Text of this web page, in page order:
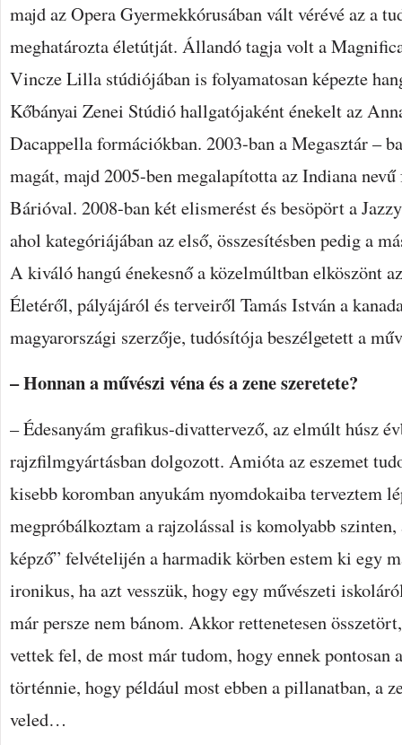
majd az Opera Gyermekkórusában vált vérévé az a
meghatározta életútját. Állandó tagja volt a
Vincze Lilla stúdiójában is folyamatosan képezte
Kőbányai Zenei Stúdió hallgatójaként énekelt az
Dacappella formációkban. 2003-ban a Megasztár –
magát, majd 2005-ben megalapította az Indiana
Bárióval. 2008-ban két elismerést és besöpört a
ahol kategóriájában az első, összesítésben pedig a
A kiváló hangú énekesnő a közelmúltban elköszönt
Életéről, pályájáról és terveiről Tamás István a
magyarországi szerzője, tudósítója beszélgetett a
– Honnan a művészi véna és a zene szeretete?
– Édesanyám grafikus-divattervező, az elmúlt húsz
rajzfilmgyártásban dolgozott. Amióta az eszemet
kisebb koromban anyukám nyomdokaiba terveztem
megpróbálkoztam a rajzolással is komolyabb
képző” felvételijén a harmadik körben estem ki egy
ironikus, ha azt vesszük, hogy egy művészeti
már persze nem bánom. Akkor rettenetesen
vettek fel, de most már tudom, hogy ennek
történnie, hogy például most ebben a pillanatban, a
veled…